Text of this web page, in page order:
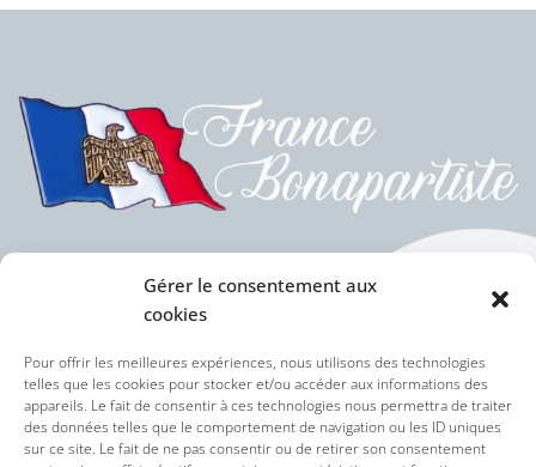
Gérer le consentement aux
cookies
Pour offrir les meilleures expériences, nous utilisons des technologies
telles que les cookies pour stocker et/ou accéder aux informations des
appareils. Le fait de consentir à ces technologies nous permettra de traiter
des données telles que le comportement de navigation ou les ID uniques
sur ce site. Le fait de ne pas consentir ou de retirer son consentement
Politique des cookies (UE)
Politique de confidentialité